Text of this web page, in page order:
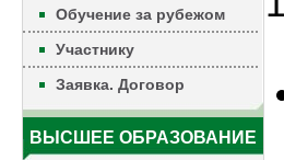
Обучение за рубежом
Участнику
Заявка. Договор
ВЫСШЕЕ ОБРАЗОВАНИЕ